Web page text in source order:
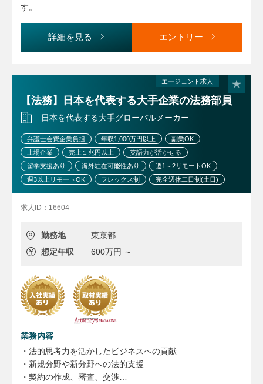
・契約書の審査・作成、
大阪本社ですと海外案件比率は下がります。
・訴訟対応・紛争対応、M＆A対応、
・社宅寮の賃貸契約回り等を行って頂きます。
法務審査部は全体で約20名程在籍しています。
その中で東京は審査課（与信管理業務など） 法務課と分か
れております。
す。
詳細を見る エントリー
エージェント求人
【法務】日本を代表する大手企業の法務部員
日本を代表する大手グローバルメーカー
弁護士会費企業負担 年収1,000万円以上
副業OK
上場企業
売上１兆円以上
英語力が活かせる
留学支援あり
海外駐在可能性あり
週1～2リモートOK
週3以上リモートOK
フレックス制 完全週休二日制(土日)
求人ID：16604
勤務地
東京都
想定年収
600万円 ～
業務内容
・法的思考力を活かしたビジネスへの貢献
・新規分野や新分野への法的支援
・契約の作成、審査、交渉